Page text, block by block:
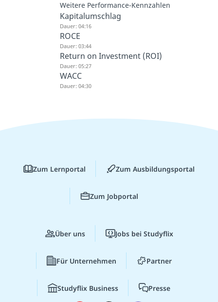
Weitere Performance-Kennzahlen
Kapitalumschlag
Dauer: 04:16
ROCE
Dauer: 03:44
Return on Investment (ROI)
Dauer: 05:27
WACC
Dauer: 04:30
Zum Lernportal Zum Ausbildungsportal
Zum Jobportal
Über uns Jobs bei Studyflix
Für Unternehmen Partner
Studyflix Business Presse